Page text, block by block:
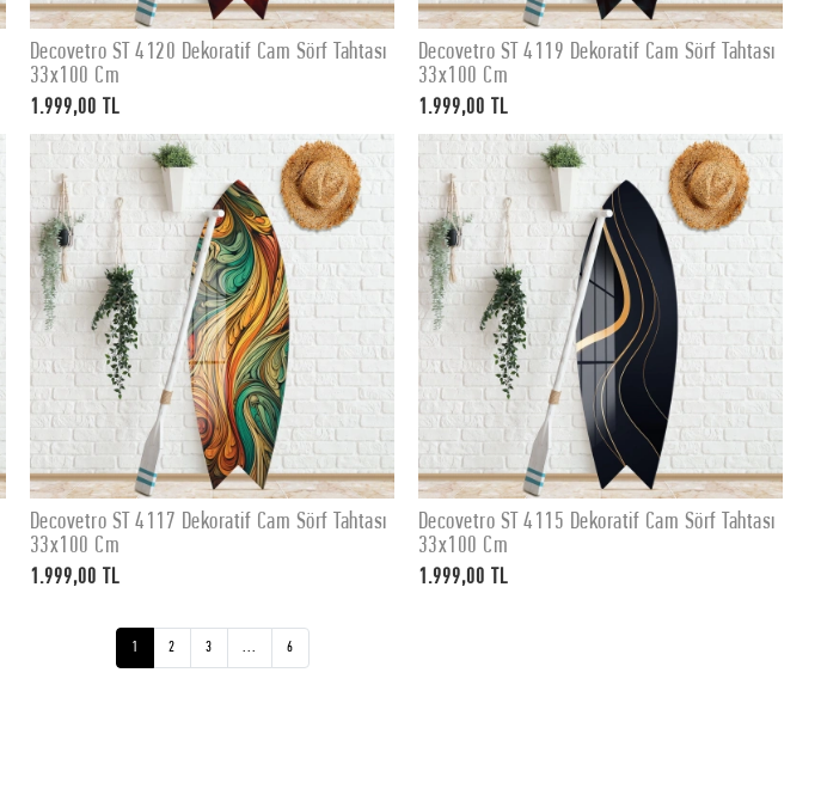
SEPETE EKLE
Decovetro ST 4120 Dekoratif Cam Sörf Tahtası
33x100 Cm
1.999,00 TL
SEPETE EKLE
Decovetro ST 4119 Dekoratif Cam Sörf Tahtası
33x100 Cm
1.999,00 TL
SEPETE EKLE
Decovetro ST 4117 Dekoratif Cam Sörf Tahtası
33x100 Cm
1.999,00 TL
SEPETE EKLE
Decovetro ST 4115 Dekoratif Cam Sörf Tahtası
33x100 Cm
1.999,00 TL
1 2 3 ... 6